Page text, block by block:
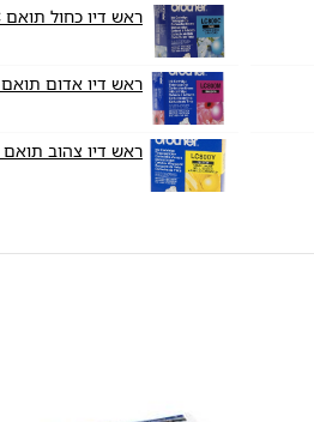
ראש דיו כחול תואם Brother LC800C
ראש דיו אדום תואם Brother LC800M
ראש דיו צהוב תואם Brother LC800Y